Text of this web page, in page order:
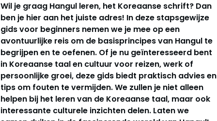
Wil je graag Hangul leren, het Koreaanse schrift? Dan
ben je hier aan het juiste adres! In deze stapsgewijze
gids voor beginners nemen we je mee op een
avontuurlijke reis om de basisprincipes van Hangul te
begrijpen en te oefenen. Of je nu geïnteresseerd bent
in Koreaanse taal en cultuur voor reizen, werk of
persoonlijke groei, deze gids biedt praktisch advies en
tips om fouten te vermijden. We zullen je niet alleen
helpen bij het leren van de Koreaanse taal, maar ook
interessante culturele inzichten delen. Laten we